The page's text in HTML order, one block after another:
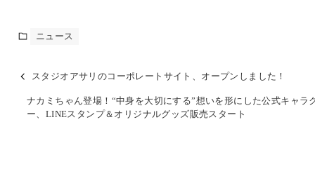
ニュース
スタジオアサリのコーポレートサイト、オープンしました！
ナカミちゃん登場！“中身を大切にする”想いを形にした公式キャラ
ー、LINEスタンプ＆オリジナルグッズ販売スタート